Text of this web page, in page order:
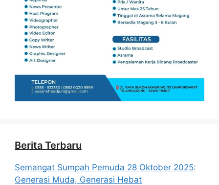
Berita Terbaru
Semangat Sumpah Pemuda 28 Oktober 2025:
Generasi Muda, Generasi Hebat